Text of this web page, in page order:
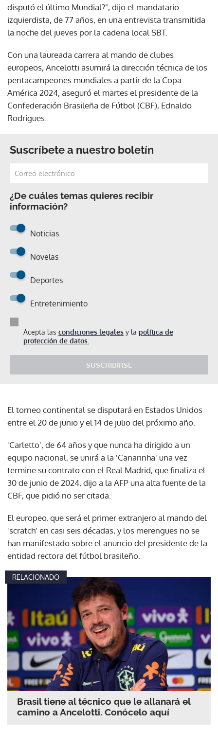
disputó el último Mundial?", dijo el mandatario
izquierdista, de 77 años, en una entrevista transmitida
la noche del jueves por la cadena local SBT.
Con una laureada carrera al mando de clubes
europeos, Ancelotti asumirá la dirección técnica de los
pentacampeones mundiales a partir de la Copa
América 2024, aseguró el martes el presidente de la
Confederación Brasileña de Fútbol (CBF), Ednaldo
Rodrigues.
Suscríbete a nuestro boletín
¿De cuáles temas quieres recibir
información?
Noticias
Novelas
Deportes
Entretenimiento
Acepta las condiciones legales y la política de
protección de datos.
SUSCRIBIRSE
El torneo continental se disputará en Estados Unidos
entre el 20 de junio y el 14 de julio del próximo año.
'Carletto', de 64 años y que nunca ha dirigido a un
equipo nacional, se unirá a la 'Canarinha' una vez
termine su contrato con el Real Madrid, que finaliza el
30 de junio de 2024, dijo a la AFP una alta fuente de la
CBF, que pidió no ser citada.
El europeo, que será el primer extranjero al mando del
'scratch' en casi seis décadas, y los merengues no se
han manifestado sobre el anuncio del presidente de la
entidad rectora del fútbol brasileño.
RELACIONADO
Brasil tiene al técnico que le allanará el
camino a Ancelotti. Conócelo aquí